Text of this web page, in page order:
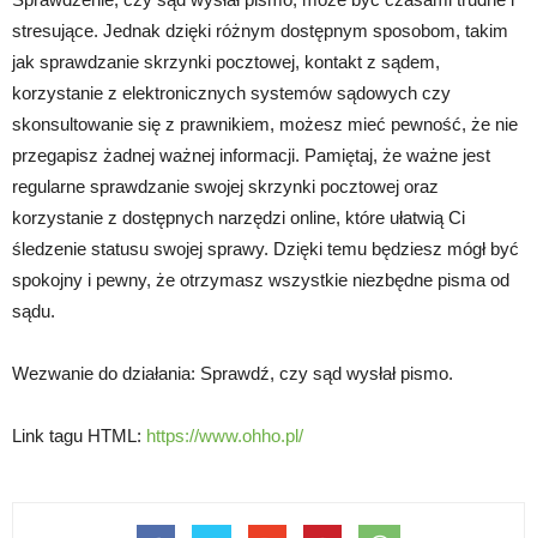
stresujące. Jednak dzięki różnym dostępnym sposobom, takim
jak sprawdzanie skrzynki pocztowej, kontakt z sądem,
korzystanie z elektronicznych systemów sądowych czy
skonsultowanie się z prawnikiem, możesz mieć pewność, że nie
przegapisz żadnej ważnej informacji. Pamiętaj, że ważne jest
regularne sprawdzanie swojej skrzynki pocztowej oraz
korzystanie z dostępnych narzędzi online, które ułatwią Ci
śledzenie statusu swojej sprawy. Dzięki temu będziesz mógł być
spokojny i pewny, że otrzymasz wszystkie niezbędne pisma od
sądu.
Wezwanie do działania: Sprawdź, czy sąd wysłał pismo.
Link tagu HTML: https://www.ohho.pl/